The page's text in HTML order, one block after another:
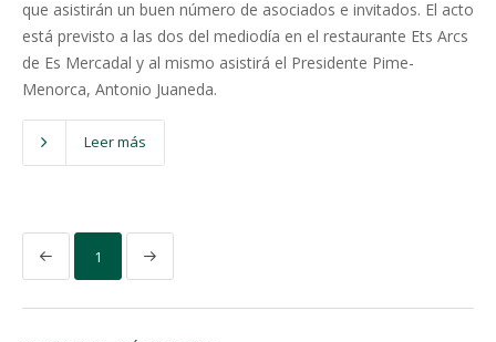
que asistirán un buen número de asociados e invitados. El acto
está previsto a las dos del mediodía en el restaurante Ets Arcs
de Es Mercadal y al mismo asistirá el Presidente Pime-
Menorca, Antonio Juaneda.
Leer más
1